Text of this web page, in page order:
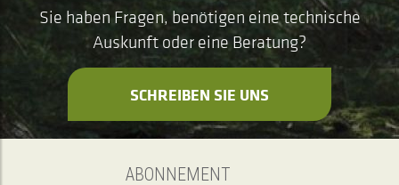
Sie haben Fragen, benötigen eine technische
Auskunft oder eine Beratung?
SCHREIBEN SIE UNS
ABONNEMENT